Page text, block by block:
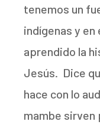
tenemos un
indígenas y
aprendido la
Jesús. Dice
hace con lo
mambe sirven